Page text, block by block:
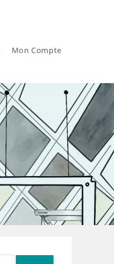
Mon Compte